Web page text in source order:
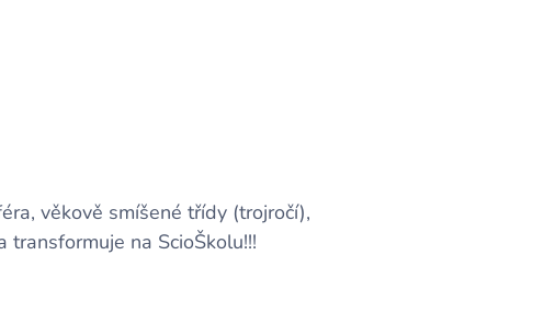
věkově smíšené třídy (trojročí),
na ScioŠkolu!!!